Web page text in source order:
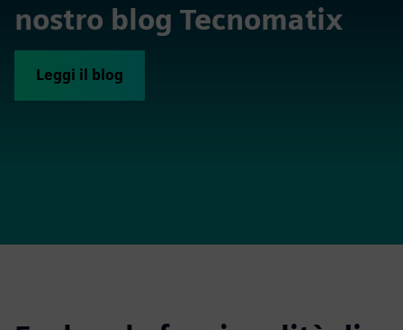
nostro blog Tecnomatix
Leggi il blog